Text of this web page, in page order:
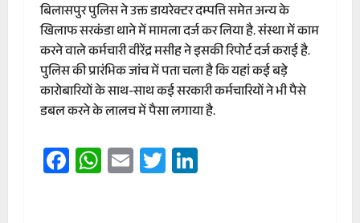
बिलासपुर पुलिस ने उक्त डायरेक्टर दम्पत्ति समेत अन्य के
खिलाफ सरकंडा थाने में मामला दर्ज कर लिया है. संस्था में काम
करने वाले कर्मचारी वीरेंद्र मसीह ने इसकी रिपोर्ट दर्ज कराई है.
पुलिस की प्रारंभिक जांच में पता चला है कि यहां कई बड़े
कारोबारियों के साथ-साथ कई सरकारी कर्मचारियों ने भी पैसे
डबल करने के लालच में पैसा लगाया है.
Facebook
WhatsApp
EmailTwitter